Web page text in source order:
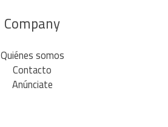
Company
Quiénes somos
Contacto
Anúnciate